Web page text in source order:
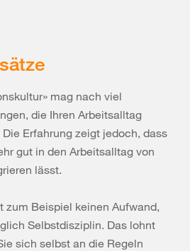
mag nach viel
die Ihren Arbeitsalltag
Erfahrung zeigt jedoch, dass
gut in den Arbeitsalltag von
lässt.
zum Beispiel keinen Aufwand,
Selbstdisziplin. Das lohnt
sich selbst an die Regeln